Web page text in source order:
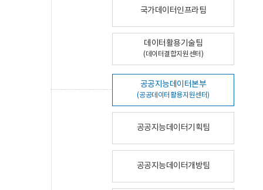
국가데이터인프라팀
데이터활용기술팀
(데이터결합지원센터)
공공지능데이터본부
(공공데이터활용지원센터)
공공지능데이터기획팀
공공지능데이터개방팀